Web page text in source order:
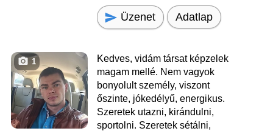
Üzenet Adatlap
1
Kedves, vidám társat képzelek
magam mellé. Nem vagyok
bonyolult személy, viszont
őszinte, jókedélyű, energikus.
Szeretek utazni, kirándulni,
sportolni. Szeretek sétálni,